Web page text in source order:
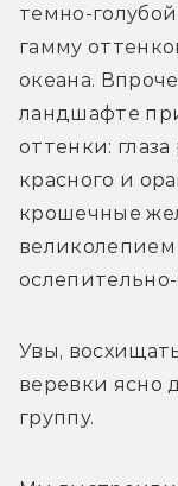
темно-
гамму
океана.
ландшафте
оттенки:
красного и
крошечные
Увы,
веревки ясно
группу.